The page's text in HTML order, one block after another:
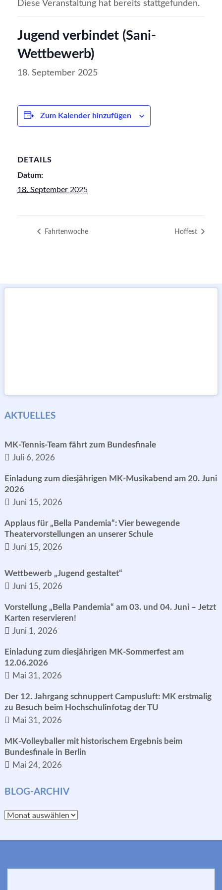
Diese Veranstaltung hat bereits stattgefunden.
Jugend verbindet (Sani-
Wettbewerb)
18. September 2025
Zum Kalender hinzufügen
DETAILS
Datum:
18. September 2025
Fahrtenwoche Hoffest
AKTUELLES
MK-Tennis-Team fährt zum Bundesfinale
Juli 6, 2026
Einladung zum diesjährigen MK-Musikabend am 20. Juni
2026
Juni 15, 2026
Applaus für „Bella Pandemia“: Vier bewegende
Theatervorstellungen an unserer Schule
Juni 15, 2026
Wettbewerb „Jugend gestaltet“
Juni 15, 2026
Vorstellung „Bella Pandemia“ am 03. und 04. Juni – Jetzt
Karten reservieren!
Juni 1, 2026
Einladung zum diesjährigen MK-Sommerfest am
12.06.2026
Mai 31, 2026
Der 12. Jahrgang schnuppert Campusluft: MK erstmalig
zu Besuch beim Hochschulinfotag der TU
Mai 31, 2026
MK-Volleyballer mit historischem Ergebnis beim
Bundesfinale in Berlin
Mai 24, 2026
BLOG-ARCHIV
Blog-